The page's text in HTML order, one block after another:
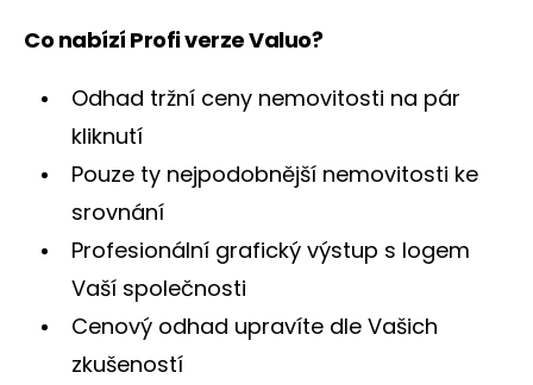
Co nabízí Profi verze Valuo?
Odhad tržní ceny nemovitosti na pár
kliknutí
Pouze ty nejpodobnější nemovitosti ke
srovnání
Profesionální grafický výstup s logem
Vaší společnosti
Cenový odhad upravíte dle Vašich
zkušeností